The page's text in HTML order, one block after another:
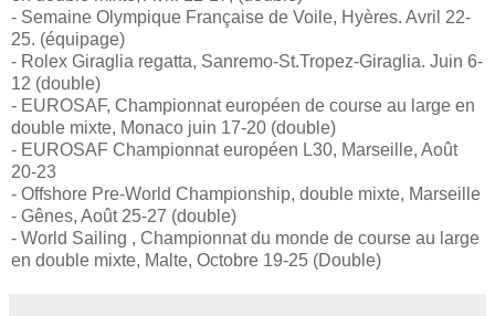
- Semaine Olympique Française de Voile, Hyères. Avril 22-
25. (équipage)
- Rolex Giraglia regatta, Sanremo-St.Tropez-Giraglia. Juin 6-
12 (double)
- EUROSAF, Championnat européen de course au large en
double mixte, Monaco juin 17-20 (double)
- EUROSAF Championnat européen L30, Marseille, Août
20-23
- Offshore Pre-World Championship, double mixte, Marseille
- Gênes, Août 25-27 (double)
- World Sailing , Championnat du monde de course au large
en double mixte, Malte, Octobre 19-25 (Double)